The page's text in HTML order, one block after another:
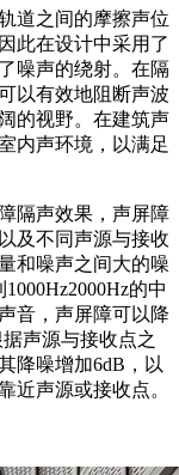
道之间的摩擦声位
此在设计中采用了
噪声的绕射。在隔
以有效地阻断声波
的视野。在建筑声
内声环境，以满足
隔声效果，声屏障
及不同声源与接收
和噪声之间大的噪
的中
音，声屏障可以降
声源与接收点之
降噪增加6dB，以
近声源或接收点。